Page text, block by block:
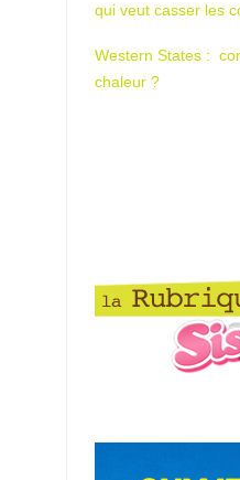
qui veut casser les
Western States :
chaleur ?